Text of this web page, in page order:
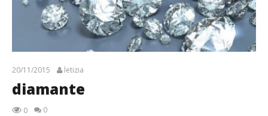
20/11/2015 letizia
diamante
0 0